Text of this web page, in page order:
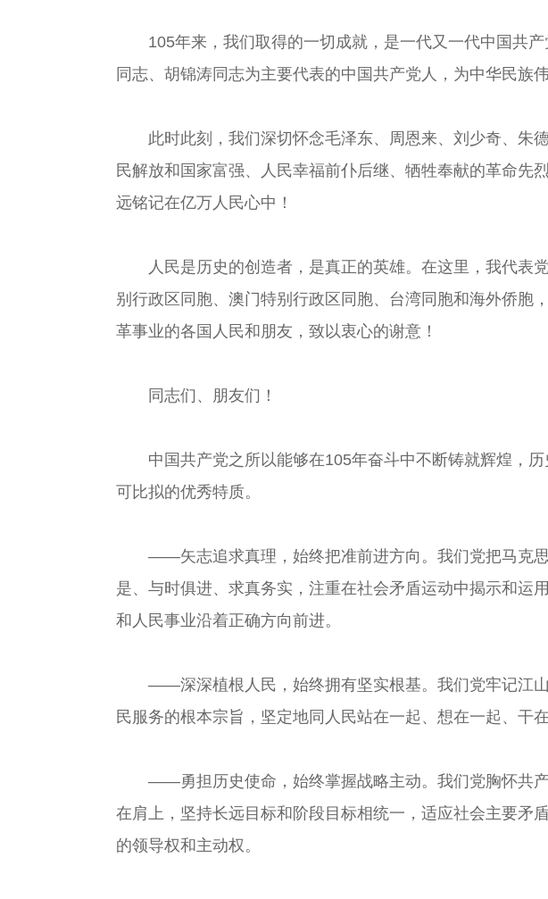
105年来，我们取得的一切成就，是一代又一代中国共产
同志、胡锦涛同志为主要代表的中国共产党人，为中华民族
此时此刻，我们深切怀念毛泽东、周恩来、刘少奇、朱
民解放和国家富强、人民幸福前仆后继、牺牲奉献的革命先
远铭记在亿万人民心中！
人民是历史的创造者，是真正的英雄。在这里，我代表
别行政区同胞、澳门特别行政区同胞、台湾同胞和海外侨胞
革事业的各国人民和朋友，致以衷心的谢意！
同志们、朋友们！
中国共产党之所以能够在105年奋斗中不断铸就辉煌，历
可比拟的优秀特质。
——矢志追求真理，始终把准前进方向。我们党把马克思
是、与时俱进、求真务实，注重在社会矛盾运动中揭示和运
和人民事业沿着正确方向前进。
——深深植根人民，始终拥有坚实根基。我们党牢记江山
民服务的根本宗旨，坚定地同人民站在一起、想在一起、干
——勇担历史使命，始终掌握战略主动。我们党胸怀共产
在肩上，坚持长远目标和阶段目标相统一，适应社会主要矛
的领导权和主动权。